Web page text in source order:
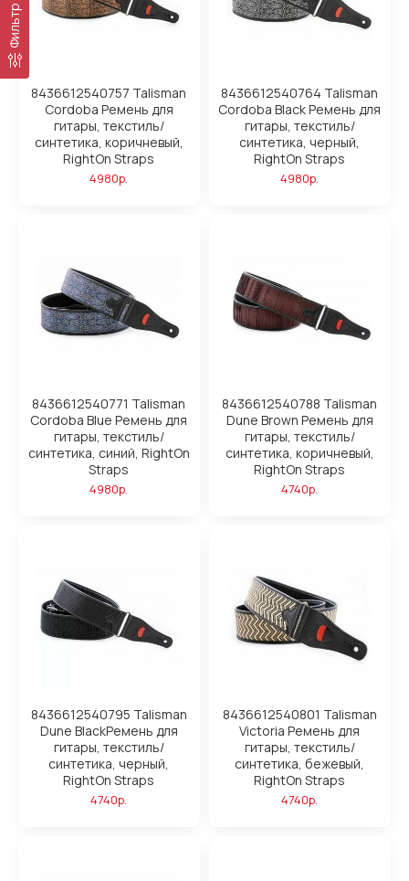
Фильтр
8436612540757 Talisman
Cordoba Ремень для
гитары, текстиль/
синтетика, коричневый,
RightOn Straps
4980р.
8436612540764 Talisman
Cordoba Black Ремень для
гитары, текстиль/
синтетика, черный,
RightOn Straps
4980р.
8436612540771 Talisman
Cordoba Blue Ремень для
гитары, текстиль/
синтетика, синий, RightOn
Straps
4980р.
8436612540788 Talisman
Dune Brown Ремень для
гитары, текстиль/
синтетика, коричневый,
RightOn Straps
4740р.
8436612540795 Talisman
Dune BlackРемень для
гитары, текстиль/
синтетика, черный,
RightOn Straps
4740р.
8436612540801 Talisman
Victoria Ремень для
гитары, текстиль/
синтетика, бежевый,
RightOn Straps
4740р.